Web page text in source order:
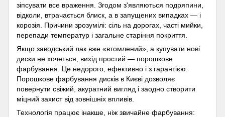
зіпсувати все враження. Згодом з'являються подряпини,
відколи, втрачається блиск, а в запущених випадках — і
корозія. Причини зрозумілі: сіль на дорогах, часті мийки,
перепади температур і загальне старіння покриття.
Якщо заводський лак вже «втомлений», а купувати нові
диски не хочеться, вихід простий — порошкове
фарбування. Це недорого, ефективно і з гарантією.
Порошкове фарбування дисків в Києві дозволяє
повернути свіжий, акуратний вигляд і заодно створити
міцний захист від зовнішніх впливів.
Технологія працює інакше, ніж звичайне фарбування: